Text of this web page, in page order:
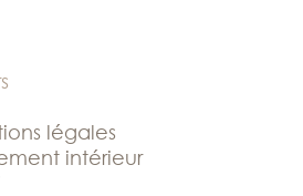
légales
intérieur